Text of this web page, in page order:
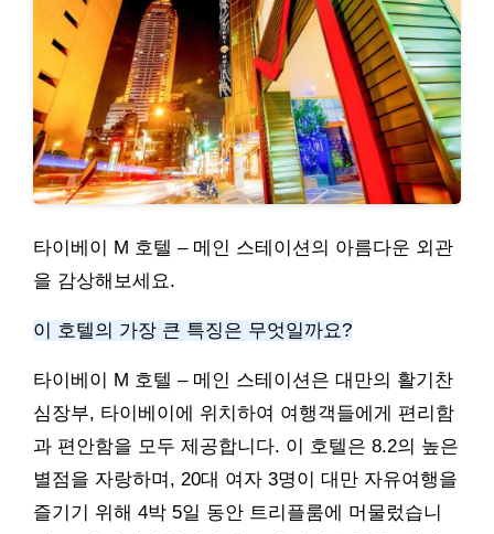
타이베이 M 호텔 – 메인 스테이션의 아름다운 외관
을 감상해보세요.
이 호텔의 가장 큰 특징은 무엇일까요?
타이베이 M 호텔 – 메인 스테이션은 대만의 활기찬
심장부, 타이베이에 위치하여 여행객들에게 편리함
과 편안함을 모두 제공합니다. 이 호텔은 8.2의 높은
별점을 자랑하며, 20대 여자 3명이 대만 자유여행을
즐기기 위해 4박 5일 동안 트리플룸에 머물렀습니